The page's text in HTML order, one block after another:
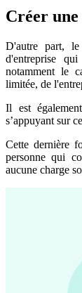
Créer
D'autre part, le
d'entreprise
notamment le
limitée, de
Il est
s’appuyant sur
Cette dernière
personne qui
aucune charge